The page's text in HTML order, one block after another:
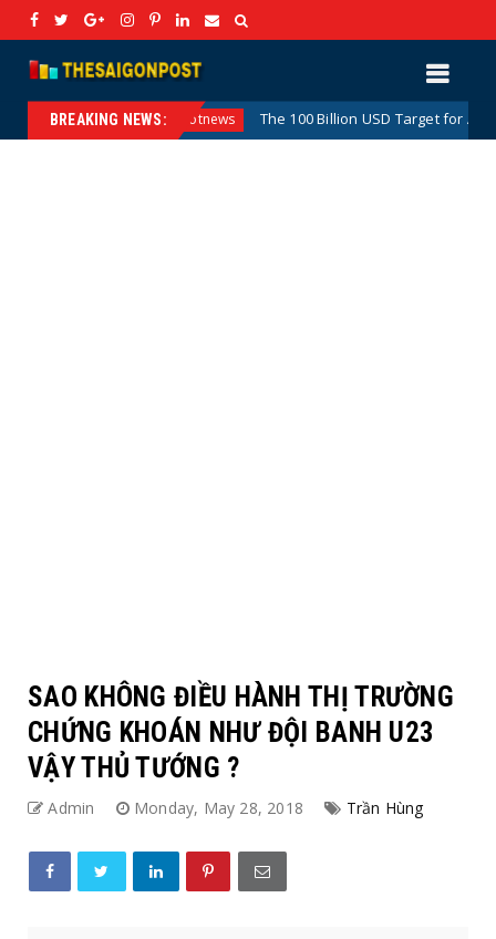
BREAKING NEWS:
Hotnews The 100 Billion USD Target for Agricultural,
SAO KHÔNG ĐIỀU HÀNH THỊ TRƯỜNG
CHỨNG KHOÁN NHƯ ĐỘI BANH U23
VẬY THỦ TƯỚNG ?
Admin Monday, May 28, 2018 Trần Hùng